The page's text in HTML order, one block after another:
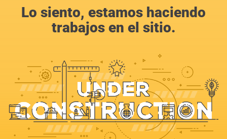
Lo siento, estamos haciendo
trabajos en el sitio.